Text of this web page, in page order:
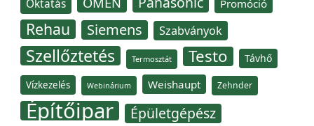
Oktatás Promóció
Rehau Siemens Szabványok
Szellőztetés Termosztát Testo Távhő
Vízkezelés Webinárium Weishaupt Zehnder
Építőipar Épületgépész